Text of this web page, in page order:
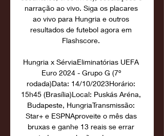
narração ao vivo. Siga os placares
ao vivo para Hungria e outros
resultados de futebol agora em
Flashscore.
Hungria x SérviaEliminatórias UEFA
Euro 2024 - Grupo G (7º
rodada)Data: 14/10/2023Horário:
15h45 (Brasília)Local: Puskás Aréna,
Budapeste, HungriaTransmissão:
Star+ e ESPNAproveite o mês das
bruxas e ganhe 13 reais se errar